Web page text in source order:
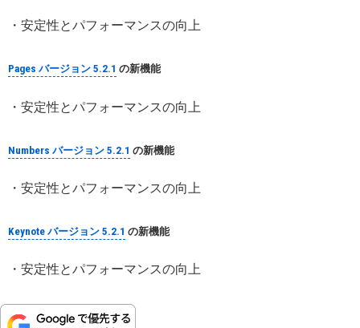
・安定性とパフォーマンスの向上
Pages バージョン 5.2.1 の新機能
・安定性とパフォーマンスの向上
Numbers バージョン 5.2.1 の新機能
・安定性とパフォーマンスの向上
Keynote バージョン 5.2.1 の新機能
・安定性とパフォーマンスの向上